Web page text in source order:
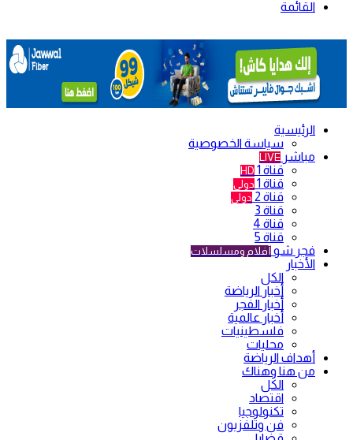
القائمة
الرئيسية
سياسة الخصوصية
مباشر LIVE
قناة 1 HD
قناة 1 دولي
قناة 2 دولي
قناة 3
قناة 4
قناة 5
فجر شو أفلام ومسلسلات
الأخبار
الكل
أخبار الرياضة
أخبار الفجر
أخبار عالمية
فلسطينيات
محليات
أهداف الرياضة
من هنا وهناك
الكل
اقتصاد
تكنولوجيا
فن وتلفزيون